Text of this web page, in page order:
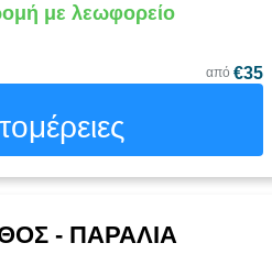
με λεωφορείο
από €35
- ΠΑΡΑΛΙΑ